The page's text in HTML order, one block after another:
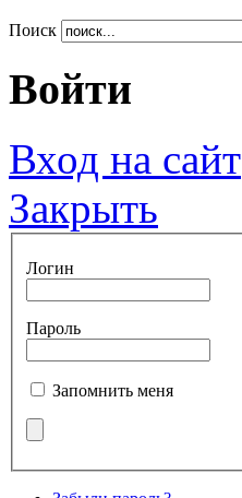
Поиск
Войти
Вход на сайт
Закрыть
Логин
Пароль
Запомнить меня